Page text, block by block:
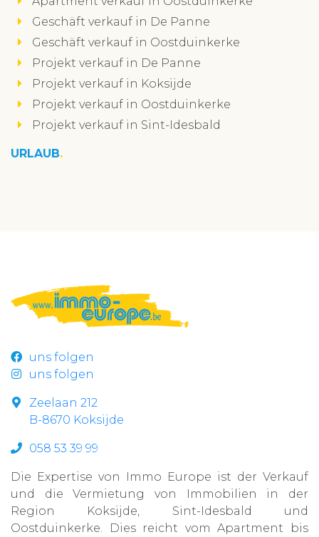
Geschäft verkauf in De Panne
Geschäft verkauf in Oostduinkerke
Projekt verkauf in De Panne
Projekt verkauf in Koksijde
Projekt verkauf in Oostduinkerke
Projekt verkauf in Sint-Idesbald
URLAUB
uns folgen
uns folgen
Zeelaan 212
B-8670 Koksijde
058 53 39 99
Die Expertise von Immo Europe ist der Verkauf
und die Vermietung von Immobilien in der
Region Koksijde, Sint-Idesbald und
Oostduinkerke. Dies reicht vom Apartment bis